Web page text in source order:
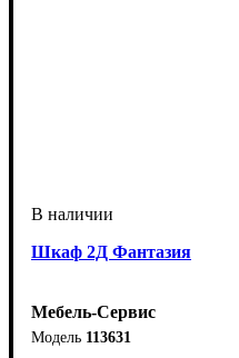
Шкаф 2Д Фантазия
Мебель-Сервис
113631